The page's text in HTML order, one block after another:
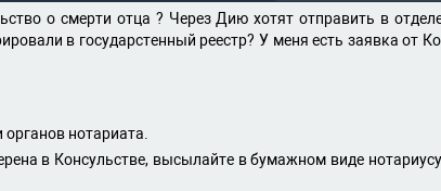
о смерти отца ? Через Дию хотят отправить в
в государстенный реестр? У меня есть заявка от
нотариата.
в Консульстве, высылайте в бумажном виде